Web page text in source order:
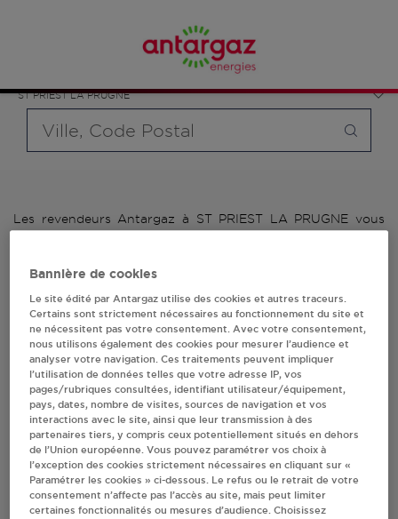
ST PRIEST LA PRUGNE
bouteille souhaité et le type de point de vente (revendeur /
distributeur automatique de bouteilles de gaz ou station GPL
carburant)
Les revendeurs Antargaz à ST PRIEST LA PRUGNE vous
des revendeurs Antargaz à ST PRIEST LA PRUGNE,
distributeurs de bouteilles de gaz.
1 revendeur(s) Antargaz
à ST PRIEST LA PRUGNE
Villes
EPICERIE SAINT PRIEST - FABRICE SOU ST
PRIEST LA PRUGNE
Bannière de cookies
Le site édité par Antargaz utilise des cookies et autres traceurs.
Certains sont strictement nécessaires au fonctionnement du site et
ne nécessitent pas votre consentement. Avec votre consentement,
nous utilisons également des cookies pour mesurer l’audience et
analyser votre navigation. Ces traitements peuvent impliquer
l’utilisation de données telles que votre adresse IP, vos
pages/rubriques consultées, identifiant utilisateur/équipement,
pays, dates, nombre de visites, sources de navigation et vos
interactions avec le site, ainsi que leur transmission à des
partenaires tiers, y compris ceux potentiellement situés en dehors
de l’Union européenne. Vous pouvez paramétrer vos choix à
l’exception des cookies strictement nécessaires en cliquant sur «
Paramétrer les cookies » ci-dessous. Le refus ou le retrait de votre
consentement n’affecte pas l’accès au site, mais peut limiter
certaines fonctionnalités ou mesures d’audience. Choisissez